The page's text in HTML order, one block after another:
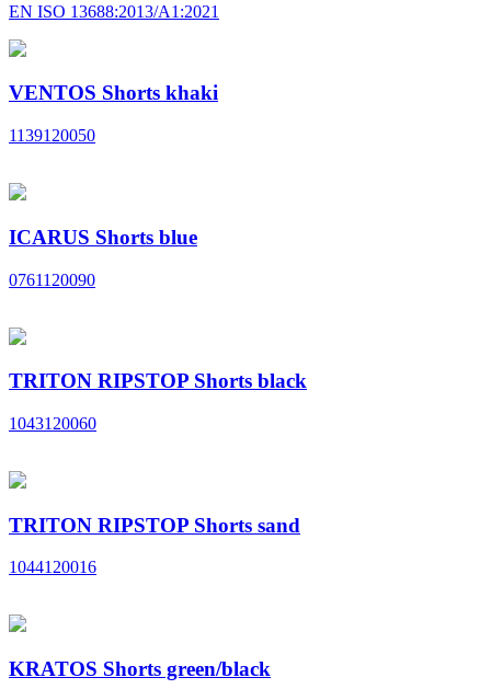
EN ISO 13688:2013/A1:2021
VENTOS Shorts khaki
1139120050
ICARUS Shorts blue
0761120090
TRITON RIPSTOP Shorts black
1043120060
TRITON RIPSTOP Shorts sand
1044120016
KRATOS Shorts green/black